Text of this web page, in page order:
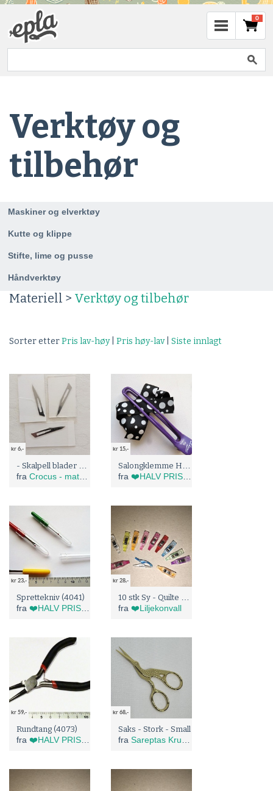
0
Verktøy og
tilbehør
Maskiner og elverktøy
Kutte og klippe
Stifte, lime og pusse
Håndverktøy
Materiell > Verktøy og tilbehør
Sorter etterPris lav-høy| Pris høy-lav| Siste innlagt
kr 6,-
fra Crocus - materiell
kr 15,-
fra ❤️HALV PRIS I BLÅBÆRTUA :)
kr 23,-
Sprettekniv (4041)
fra ❤️HALV PRIS I BLÅBÆRTUA :)
kr 28,-
fra ❤️Liljekonvall
kr 59,-
Rundtang (4073)
fra ❤️HALV PRIS I BLÅBÆRTUA :)
kr 68,-
Saks - Stork - Small
fra Sareptas Krukke